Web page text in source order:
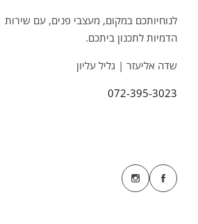
לנוחיותכם במקום, מעצבי פנים, עם שירות
הדמיות לתכנון ביתכם.
שדה אליעזר | גליל עליון
072-395-3023